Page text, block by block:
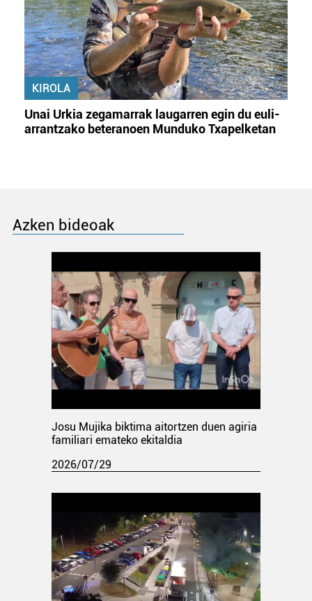
KIROLA
Unai Urkia zegamarrak laugarren egin du euli-
arrantzako beteranoen Munduko Txapelketan
Azken bideoak
Josu Mujika biktima aitortzen duen agiria
familiari emateko ekitaldia
2026/07/29